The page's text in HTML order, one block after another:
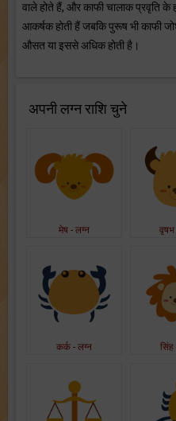
वाले होते हैं, और काफी चालाक प्रवृति के
आकर्षक होती हैं जबकि पुरूष भी काफी
औसत या इससे अधिक होती है।
अपनी लग्न राशि चुने
मेष - लग्न वृषभ
कर्क - लग्न सिंह